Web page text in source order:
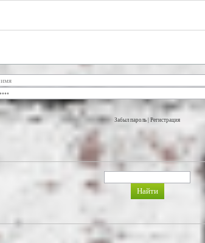
Забыл пароль Регистрация